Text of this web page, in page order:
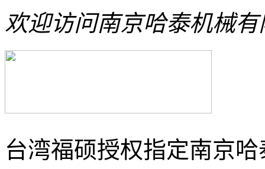
欢迎访问南京哈泰机械
台湾福硕授权指定南京